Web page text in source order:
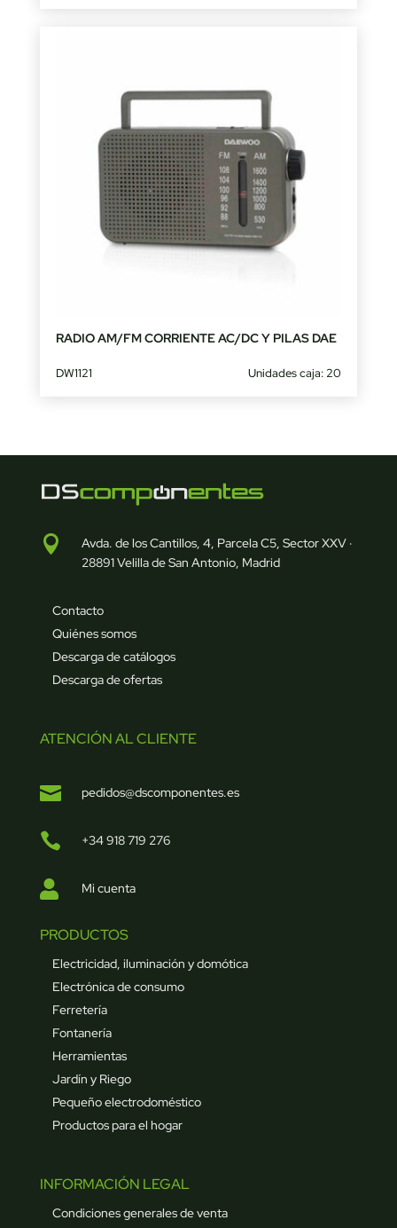
RADIO AM/FM CORRIENTE AC/DC Y PILAS DAE
DW1121 Unidades caja: 20

Avda. de los Cantillos, 4, Parcela C5, Sector XXV ·
28891 Velilla de San Antonio, Madrid
Contacto
Quiénes somos
Descarga de catálogos
Descarga de ofertas
ATENCIÓN AL CLIENTE
 pedidos@dscomponentes.es
 +34 918 719 276
 Mi cuenta
PRODUCTOS
Electricidad, iluminación y domótica
Electrónica de consumo
Ferretería
Fontanería
Herramientas
Jardín y Riego
Pequeño electrodoméstico
Productos para el hogar
INFORMACIÓN LEGAL
Condiciones generales de venta